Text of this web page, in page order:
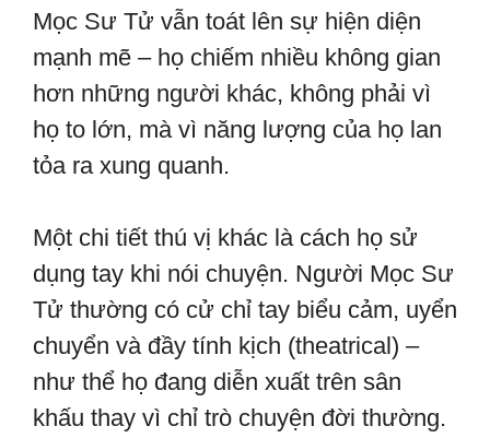
Mọc Sư Tử vẫn toát lên sự hiện diện
mạnh mẽ – họ chiếm nhiều không gian
hơn những người khác, không phải vì
họ to lớn, mà vì năng lượng của họ lan
tỏa ra xung quanh.
Một chi tiết thú vị khác là cách họ sử
dụng tay khi nói chuyện. Người Mọc Sư
Tử thường có cử chỉ tay biểu cảm, uyển
chuyển và đầy tính kịch (theatrical) –
như thể họ đang diễn xuất trên sân
khấu thay vì chỉ trò chuyện đời thường.